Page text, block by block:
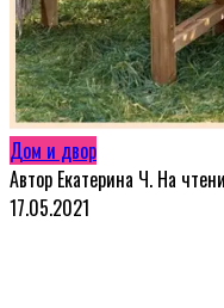
Дом и двор
Автор Екатерина Ч. На
17.05.2021